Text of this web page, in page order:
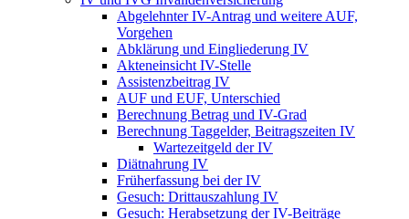
Abgelehnter IV-Antrag und weitere AUF,
Vorgehen
Abklärung und Eingliederung IV
Akteneinsicht IV-Stelle
Assistenzbeitrag IV
AUF und EUF, Unterschied
Berechnung Betrag und IV-Grad
Berechnung Taggelder, Beitragszeiten IV
Wartezeitgeld der IV
Diätnahrung IV
Früherfassung bei der IV
Gesuch: Drittauszahlung IV
Gesuch: Herabsetzung der IV-Beiträge